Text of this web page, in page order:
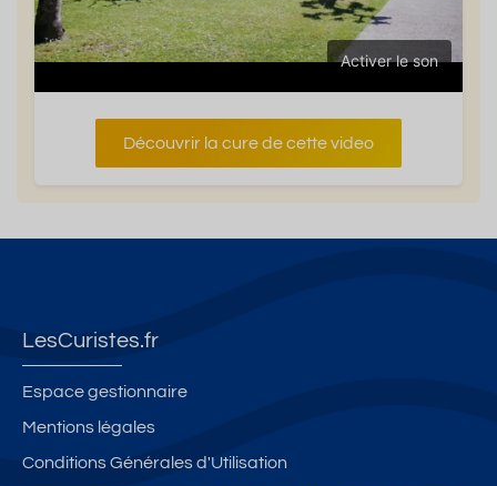
Activer le son
Découvrir la cure de cette video
LesCuristes.fr
Espace gestionnaire
Mentions légales
Conditions Générales d'Utilisation